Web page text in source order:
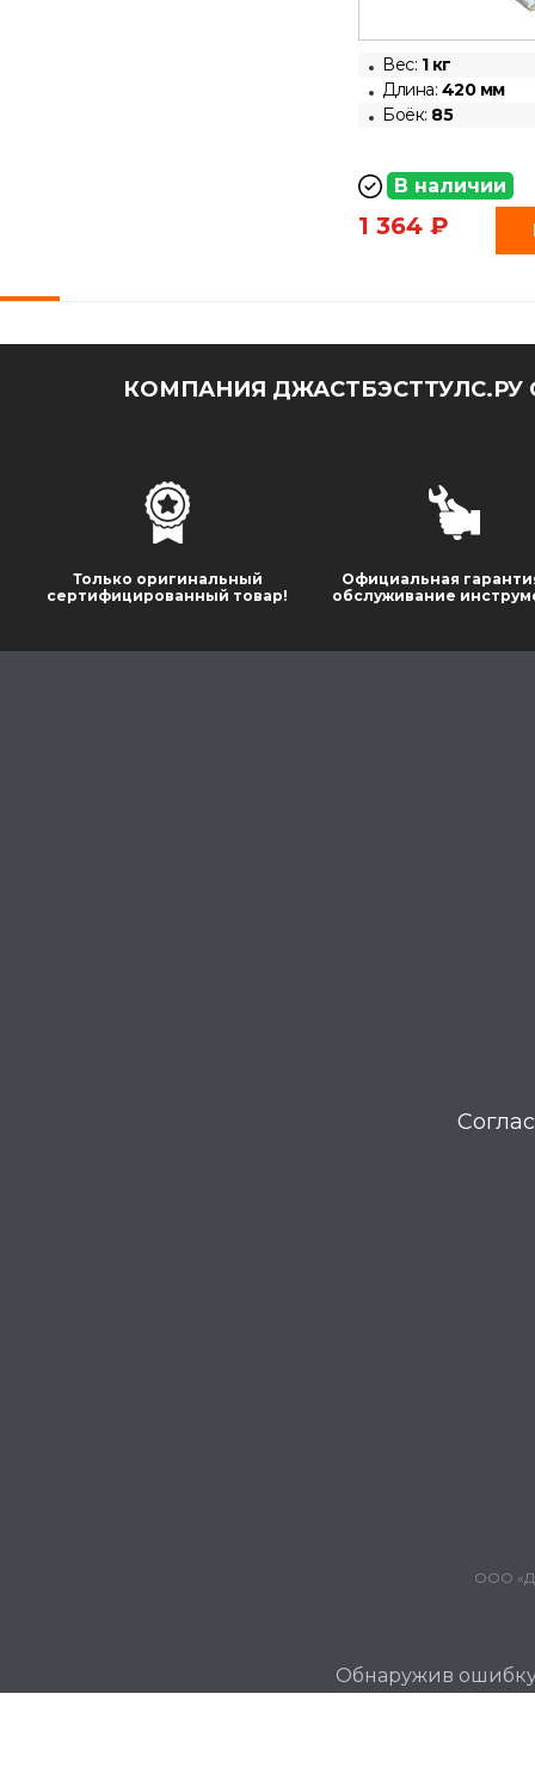
Вес: 1 кг
Длина: 420 мм
Боёк: 85
В наличии
1 364 ₽
КОМПАНИЯ
Только оригинальный
сертифицированный товар!
Официальная
обслуживание
ООО
Обнаружив ошибку